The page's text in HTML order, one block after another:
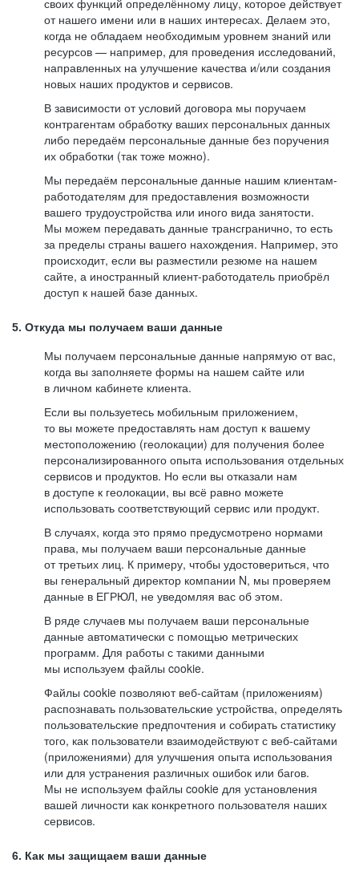
своих функций определённому лицу, которое действует
от нашего имени или в наших интересах. Делаем это,
когда не обладаем необходимым уровнем знаний или
ресурсов — например, для проведения исследований,
направленных на улучшение качества и/или создания
новых наших продуктов и сервисов.
В зависимости от условий договора мы поручаем
контрагентам обработку ваших персональных данных
либо передаём персональные данные без поручения
их обработки (так тоже можно).
Мы передаём персональные данные нашим клиентам-
работодателям для предоставления возможности
вашего трудоустройства или иного вида занятости.
Мы можем передавать данные трансгранично, то есть
за пределы страны вашего нахождения. Например, это
происходит, если вы разместили резюме на нашем
сайте, а иностранный клиент-работодатель приобрёл
доступ к нашей базе данных.
5. Откуда мы получаем ваши данные
Мы получаем персональные данные напрямую от вас,
когда вы заполняете формы на нашем сайте или
в личном кабинете клиента.
Если вы пользуетесь мобильным приложением,
то вы можете предоставлять нам доступ к вашему
местоположению (геолокации) для получения более
персонализированного опыта использования отдельных
сервисов и продуктов. Но если вы отказали нам
в доступе к геолокации, вы всё равно можете
использовать соответствующий сервис или продукт.
В случаях, когда это прямо предусмотрено нормами
права, мы получаем ваши персональные данные
от третьих лиц. К примеру, чтобы удостовериться, что
вы генеральный директор компании N, мы проверяем
данные в ЕГРЮЛ, не уведомляя вас об этом.
В ряде случаев мы получаем ваши персональные
данные автоматически с помощью метрических
программ. Для работы с такими данными
мы используем файлы cookie.
Файлы cookie позволяют веб-сайтам (приложениям)
распознавать пользовательские устройства, определять
пользовательские предпочтения и собирать статистику
того, как пользователи взаимодействуют с веб-сайтами
(приложениями) для улучшения опыта использования
или для устранения различных ошибок или багов.
Мы не используем файлы cookie для установления
вашей личности как конкретного пользователя наших
сервисов.
6. Как мы защищаем ваши данные